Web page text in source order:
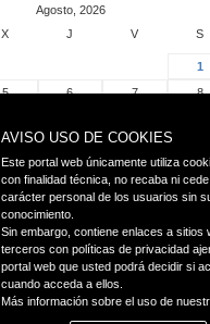
Agosto, 2026
X J V S
1
5 6 7 8
19 20 21
26 27 28 29
AVISO USO DE COOKIES
Este portal web únicamente utiliza
con finalidad técnica, no recaba ni
carácter personal de los usuarios sin
conocimiento.
Sin embargo, contiene enlaces a sitios
terceros con políticas de privacidad
portal web que usted podrá decidir si
cuando acceda a ellos.
Más información sobre el uso de